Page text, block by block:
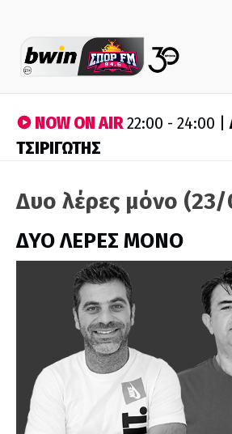
NOW ON AIR22:00 - 24:00 |
ΤΣΙΡΙΓΩΤΗΣ
Δυο λέρες μόνο
ΔΥΟ ΛΕΡΕΣ ΜΟΝΟ